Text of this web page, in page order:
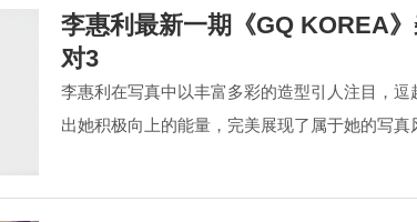
李惠利最新一期《GQ KOREA
对3
李惠利在写真中以丰富多彩的造型引人注目，
出她积极向上的能量，完美展现了属于她的写真